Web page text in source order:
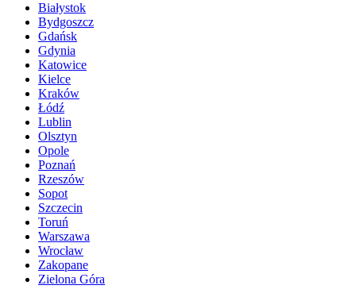
Białystok
Bydgoszcz
Gdańsk
Gdynia
Katowice
Kielce
Kraków
Łódź
Lublin
Olsztyn
Opole
Poznań
Rzeszów
Sopot
Szczecin
Toruń
Warszawa
Wrocław
Zakopane
Zielona Góra